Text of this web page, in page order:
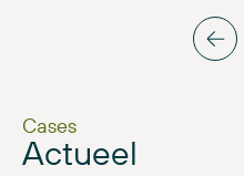
Cases
Actueel